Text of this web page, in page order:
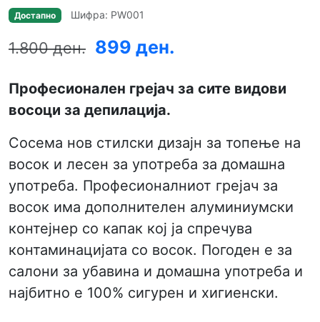
Достапно Шифра: PW001
1.800 ден. 899 ден.
Професионален грејач за сите видови
восоци за депилација.
Сосема нов стилски дизајн за топење на
восок и лесен за употреба за домашна
употреба. Професионалниот грејач за
восок има дополнителен алуминиумски
контејнер со капак кој ја спречува
контаминацијата со восок. Погоден е за
салони за убавина и домашна употреба и
најбитно е 100% сигурен и хигиенски.